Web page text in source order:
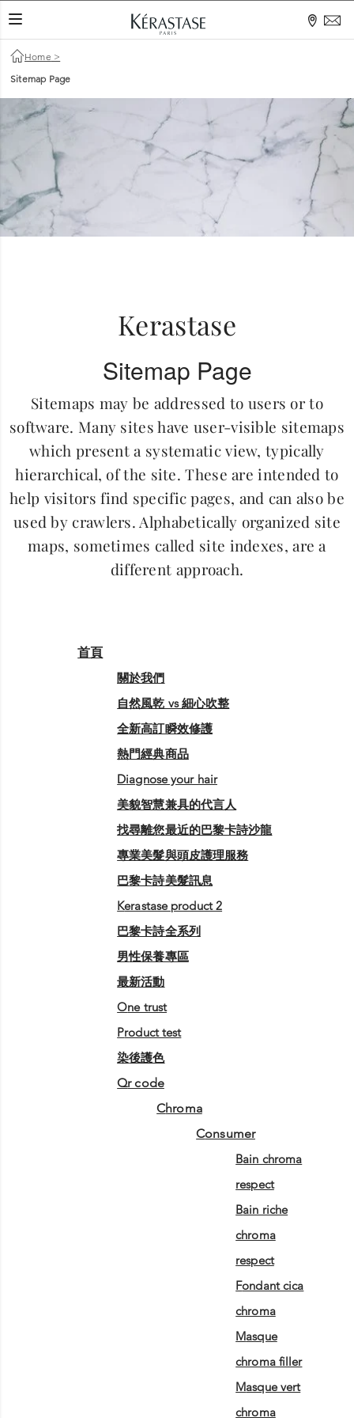
TOGGLE NAVIGATION
Home >
Sitemap Page
Kerastase
Sitemap Page
Sitemaps may be addressed to users or to
software. Many sites have user-visible sitemaps
which present a systematic view, typically
hierarchical, of the site. These are intended to
help visitors find specific pages, and can also be
used by crawlers. Alphabetically organized site
maps, sometimes called site indexes, are a
different approach.
首頁
關於我們
自然風乾 vs 細心吹整
全新高訂瞬效修護
熱門經典商品
diagnose your hair
美貌智慧兼具的代言人
找尋離您最近的巴黎卡詩沙龍
專業美髮與頭皮護理服務
巴黎卡詩美髮訊息
kerastase product 2
巴黎卡詩全系列
男性保養專區
最新活動
one trust
product test
染後護色
qr code
chroma
consumer
bain chroma
respect
bain riche
chroma
respect
fondant cica
chroma
masque
chroma filler
masque vert
chroma